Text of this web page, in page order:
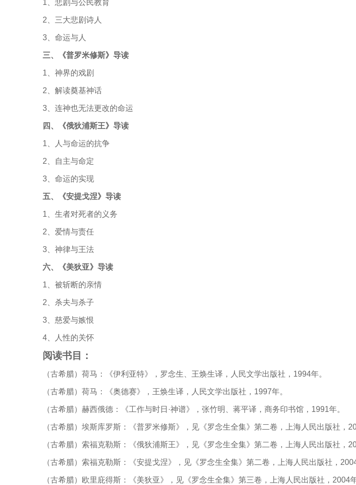
1 、悲剧与公民教育
2 、三大悲剧诗人
3 、命运与人
三、《普罗米修斯》导读
1 、神界的戏剧
2 、解读奠基神话
3 、连神也无法更改的命运
四、《俄狄浦斯王》导读
1 、人与命运的抗争
2 、自主与命定
3 、命运的实现
五、《安提戈涅》导读
1 、生者对死者的义务
2 、爱情与责任
3 、神律与王法
六、《美狄亚》导读
1 、被斩断的亲情
2 、杀夫与杀子
3 、慈爱与嫉恨
4 、人性的关怀
阅读书目：
（古希腊）荷马：《伊利亚特》，罗念生、王焕生译，人民文学出版社，1994年。
（古希腊）荷马：《奥德赛》，王焕生译，人民文学出版社，1997年。
（古希腊）赫西俄德：《工作与时日·神谱》，张竹明、蒋平译，商务印书馆，1991年。
（古希腊）埃斯库罗斯：《普罗米修斯》，见《罗念生全集》第二卷，上海人民出版社，
（古希腊）索福克勒斯：《俄狄浦斯王》，见《罗念生全集》第二卷，上海人民出版社，
（古希腊）索福克勒斯：《安提戈涅》，见《罗念生全集》第二卷，上海人民出版社，2004
（古希腊）欧里庇得斯：《美狄亚》，见《罗念生全集》第三卷，上海人民出版社，2004年